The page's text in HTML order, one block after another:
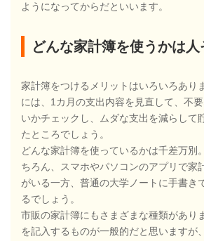
ようになってからだといいます。
どんな家計簿を使うかは
家計簿をつけるメリットはいろいろあり
には、1カ月の支出内容を見直して、不
いかチェックし、ムダな支出を減らして
たところでしょう。
どんな家計簿を使っているかは千差万別
ちろん、スマホやパソコンのアプリで家
がいる一方、普通の大学ノートに手書き
るでしょう。
市販の家計簿にもさまざまな種類があり
を記入するものが一般的だと思いますが